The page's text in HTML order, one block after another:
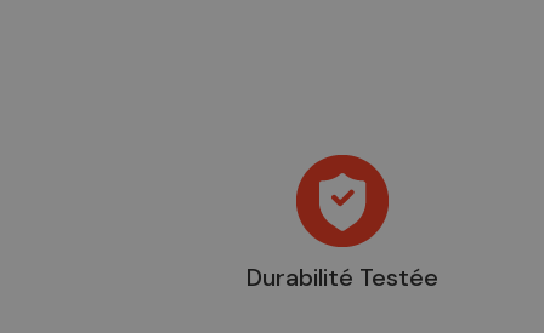
Durabilité Testée